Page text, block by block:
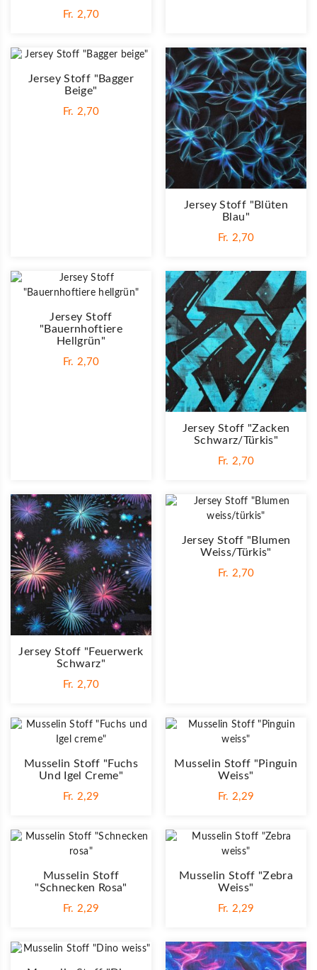
Fr. 2,70
Jersey Stoff "Bagger
Beige"
Fr. 2,70
Jersey Stoff "Blüten
Blau"
Fr. 2,70
Jersey Stoff
"Bauernhoftiere
Hellgrün"
Fr. 2,70
Jersey Stoff "Zacken
Schwarz/türkis"
Fr. 2,70
Jersey Stoff "Feuerwerk
Schwarz"
Fr. 2,70
Jersey Stoff "Blumen
Weiss/türkis"
Fr. 2,70
Musselin Stoff "Fuchs
Und Igel Creme"
Fr. 2,29
Musselin Stoff "Pinguin
Weiss"
Fr. 2,29
Musselin Stoff
"Schnecken Rosa"
Fr. 2,29
Musselin Stoff "Zebra
Weiss"
Fr. 2,29